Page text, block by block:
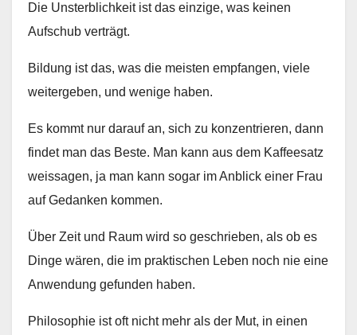
Die Unsterblichkeit ist das einzige, was keinen
Aufschub verträgt.
Bildung ist das, was die meisten empfangen, viele
weitergeben, und wenige haben.
Es kommt nur darauf an, sich zu konzentrieren, dann
findet man das Beste. Man kann aus dem Kaffeesatz
weissagen, ja man kann sogar im Anblick einer Frau
auf Gedanken kommen.
Über Zeit und Raum wird so geschrieben, als ob es
Dinge wären, die im praktischen Leben noch nie eine
Anwendung gefunden haben.
Philosophie ist oft nicht mehr als der Mut, in einen